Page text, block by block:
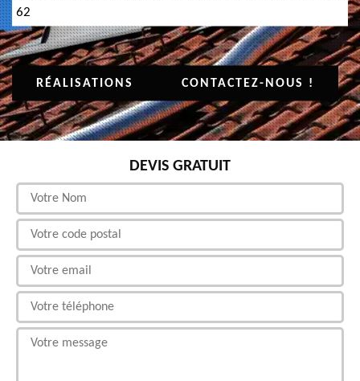
62
RÉALISATIONS CONTACTEZ-NOUS !
DEVIS GRATUIT